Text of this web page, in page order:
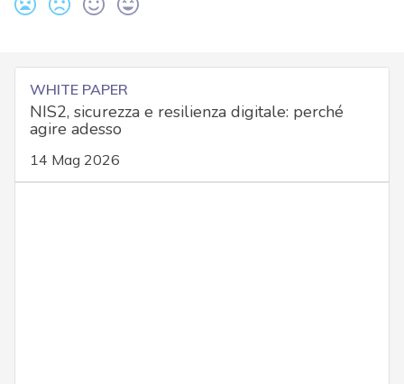
WHITE PAPER
NIS2, sicurezza e resilienza digitale: perché
agire adesso
14 Mag 2026